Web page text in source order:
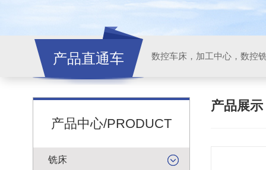
产品直通车
产品中心/PRODUCT
铣床
产品展示